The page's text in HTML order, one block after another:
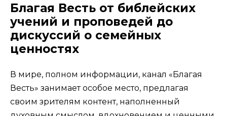
Благая Весть от библейских
учений и проповедей до
дискуссий о семейных
ценностях
В мире, полном информации, канал «Благая
Весть» занимает особое место, предлагая
своим зрителям контент, наполненный